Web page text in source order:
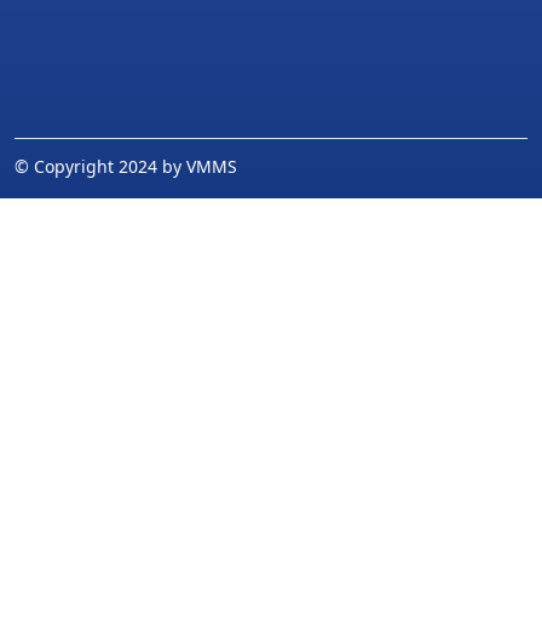
© Copyright 2024 by VMMS